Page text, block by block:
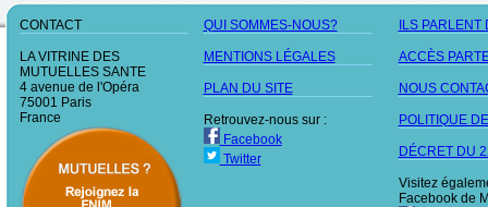
CONTACT
LA VITRINE DES
MUTUELLES SANTE
4 avenue de l'Opéra
75001 Paris
France
QUI SOMMES-NOUS?
MENTIONS LÉGALES
PLAN DU SITE
Retrouvez-nous sur :
Facebook
Twitter
ILS PARLENT
ACCÈS
NOUS
POLITIQUE
DÉCRET DU
Visitez
Facebook de